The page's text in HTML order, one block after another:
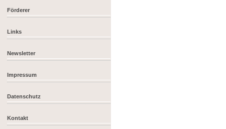
Förderer
Links
Newsletter
Impressum
Datenschutz
Kontakt